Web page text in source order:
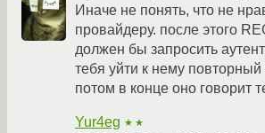
Иначе не понять, что не
провайдеру. после этого
должен бы запросить
тебя уйти к нему
потом в конце оно говорит
Yur4eg ★★